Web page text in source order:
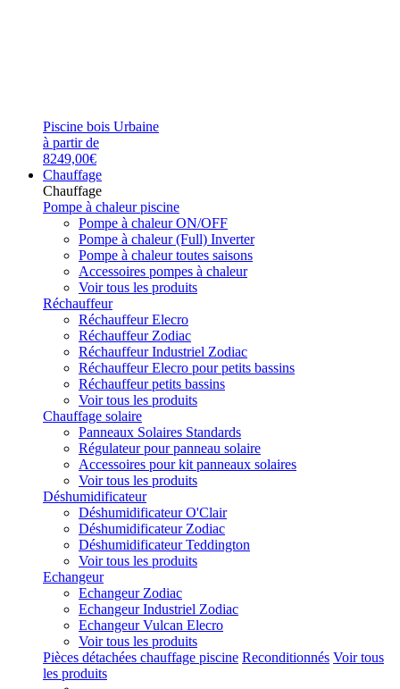
Piscine bois Urbaine
à partir de
8249,00€
Chauffage
Chauffage
Pompe à chaleur piscine
Pompe à chaleur ON/OFF
Pompe à chaleur (Full) Inverter
Pompe à chaleur toutes saisons
Accessoires pompes à chaleur
Voir tous les produits
Réchauffeur
Réchauffeur Elecro
Réchauffeur Zodiac
Réchauffeur Industriel Zodiac
Réchauffeur Elecro pour petits bassins
Réchauffeur petits bassins
Voir tous les produits
Chauffage solaire
Panneaux Solaires Standards
Régulateur pour panneau solaire
Accessoires pour kit panneaux solaires
Voir tous les produits
Déshumidificateur
Déshumidificateur O'Clair
Déshumidificateur Zodiac
Déshumidificateur Teddington
Voir tous les produits
Echangeur
Echangeur Zodiac
Echangeur Industriel Zodiac
Echangeur Vulcan Elecro
Voir tous les produits
Pièces détachées chauffage piscine Reconditionnés Voir tous
les produits